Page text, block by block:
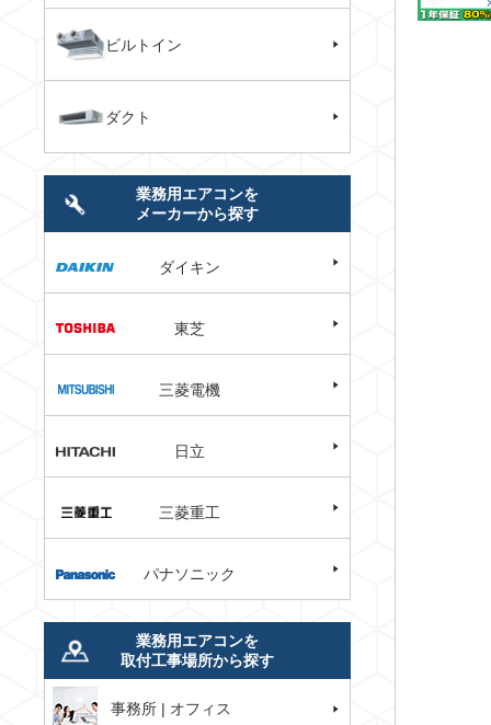
ビルトイン
ダクト
業務用エアコンを
メーカーから探す
ダイキン
東芝
三菱電機
日立
三菱重工
パナソニック
業務用エアコンを
取付工事場所から探す
事務所 | オフィス